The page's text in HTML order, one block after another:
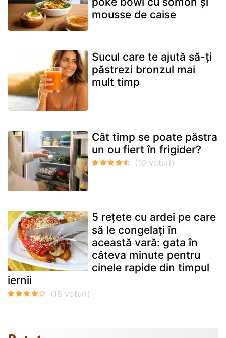
mousse de caise
Sucul care te ajută să-ți
păstrezi bronzul mai
mult timp
Cât timp se poate păstra
un ou fiert în frigider?
5 rețete cu ardei pe care
să le congelați în
această vară: gata în
câteva minute pentru
cinele rapide din timpul
iernii